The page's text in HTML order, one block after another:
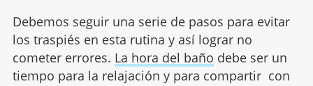
Debemos seguir una serie de pasos para evitar
los traspiés en esta rutina y así lograr no
cometer errores. La hora del baño debe ser un
tiempo para la relajación y para compartir con